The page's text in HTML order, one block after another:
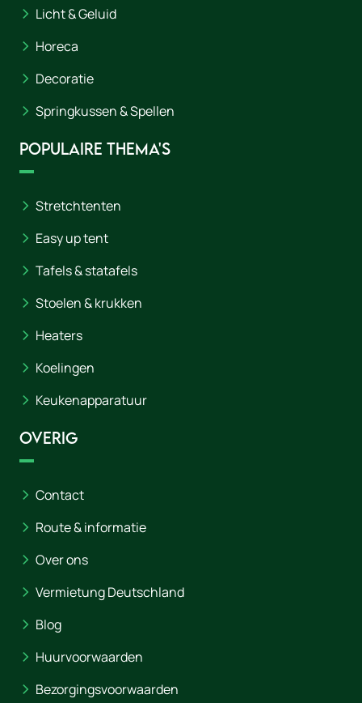
Licht & Geluid
Horeca
Decoratie
Springkussen & Spellen
Populaire thema's
Stretchtenten
Easy up tent
Tafels & statafels
Stoelen & krukken
Heaters
Koelingen
Keukenapparatuur
Overig
Contact
Route & informatie
Over ons
Vermietung Deutschland
Blog
Huurvoorwaarden
Bezorgingsvoorwaarden